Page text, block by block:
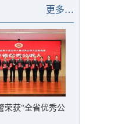
更多…
荣获“全省优秀公